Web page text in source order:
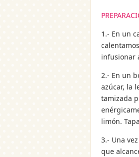
1.- En un
infusionar
2.- En un
azúcar, la
tamizada
limón.
3.- Una
que